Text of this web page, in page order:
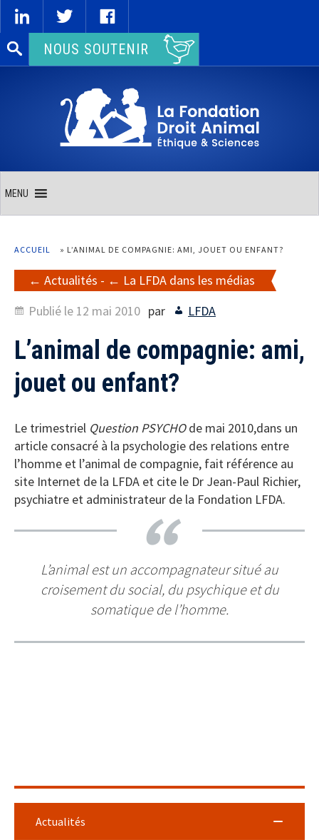
Rechercher :NOUS SOUTENIR
MENU
ACCUEIL » L’ANIMAL DE COMPAGNIE: AMI, JOUET OU ENFANT?
Actualités -
La LFDA dans les médias
Publié le 12 mai 2010 par LFDA
L’animal de compagnie: ami,
jouet ou enfant?
Le trimestriel Question PSYCHOde mai 2010,dans un
article consacré à la psychologie des relations entre
l’homme et l’animal de compagnie, fait référence au
site Internet de la LFDA et cite le Dr Jean-Paul Richier,
psychiatre et administrateur de la Fondation LFDA.
L’animal est un accompagnateur situé au
croisement du social, du psychique et du
somatique de l’homme.
Actualités